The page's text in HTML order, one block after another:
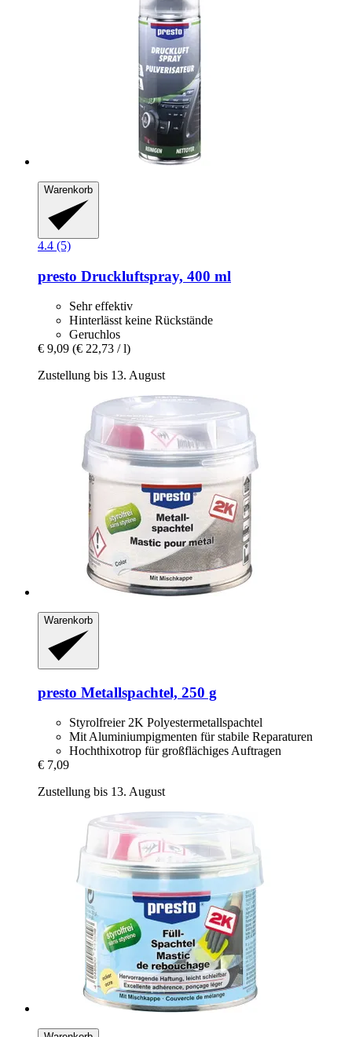
Warenkorb
4.4 (5)
presto Druckluftspray, 400 ml
Sehr effektiv
Hinterlässt keine Rückstände
Geruchlos
€ 9,09 (€ 22,73 / l)
Zustellung bis 13. August
Warenkorb
presto Metallspachtel, 250 g
Styrolfreier 2K Polyestermetallspachtel
Mit Aluminiumpigmenten für stabile Reparaturen
Hochthixotrop für großflächiges Auftragen
€ 7,09
Zustellung bis 13. August